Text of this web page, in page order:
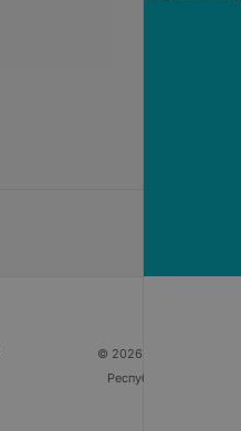
© 2026 ООО «Артокс
Республика